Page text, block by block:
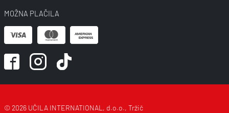
MOŽNA PLAČILA
© 2026 UČILA INTERNATIONAL, d.o.o., Tržič